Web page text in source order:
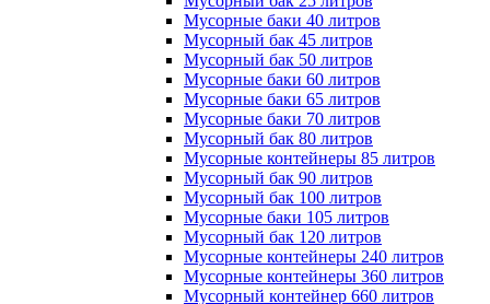
Мусорные баки 40 литров
Мусорный бак 45 литров
Мусорный бак 50 литров
Мусорные баки 60 литров
Мусорные баки 65 литров
Мусорные баки 70 литров
Мусорный бак 80 литров
Мусорные контейнеры 85 литров
Мусорный бак 90 литров
Мусорный бак 100 литров
Мусорные баки 105 литров
Мусорный бак 120 литров
Мусорные контейнеры 240 литров
Мусорные контейнеры 360 литров
Мусорный контейнер 660 литров